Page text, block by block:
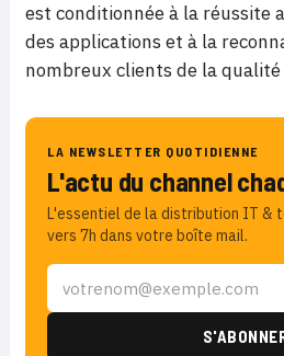
est conditionnée à la réussite
des applications et à la
nombreux clients de la qualité
LA NEWSLETTER QUOTIDIENNE
L'actu du channel
L'essentiel de la distribution IT &
vers 7h dans votre boîte mail.